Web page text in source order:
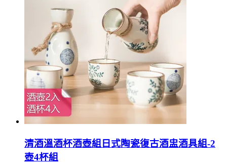
清酒溫酒杯酒壺組日式陶瓷復古酒盅酒具組-2
壺4杯組